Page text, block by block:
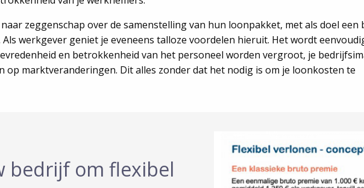
zeggenschap over de samenstelling van hun loonpakket, met als doel een
werkgever geniet je eveneens talloze voordelen hieruit. Het wordt
en betrokkenheid van het personeel worden vergroot, je
marktveranderingen. Dit alles zonder dat het nodig is om je loonkosten te
bedrijf om flexibel